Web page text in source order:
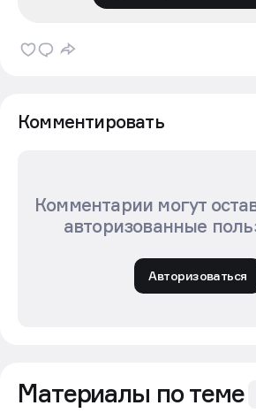
Комментировать
Комментарии могут
авторизованные
Авторизоваться
Материалы по теме